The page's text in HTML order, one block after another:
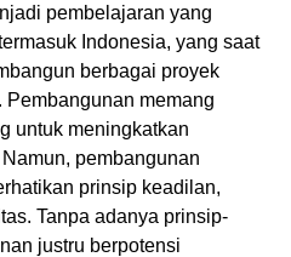
pembelajaran yang
Indonesia, yang saat
berbagai proyek
Pembangunan memang
untuk meningkatkan
pembangunan
prinsip keadilan,
Tanpa adanya prinsip-
justru berpotensi